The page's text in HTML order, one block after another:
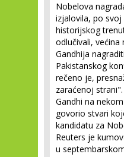
Nobelova
izjalovila, po svoj
historijskog
odlučivali, većina
Gandhija
Pakistanskog
rečeno je,
zaraćenoj
Gandhi na
govorio stvari
kandidatu za
Reuters je
u